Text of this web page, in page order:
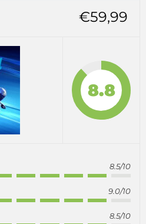
€59,99
8.8
8.5/10
9.0/10
8.5/10